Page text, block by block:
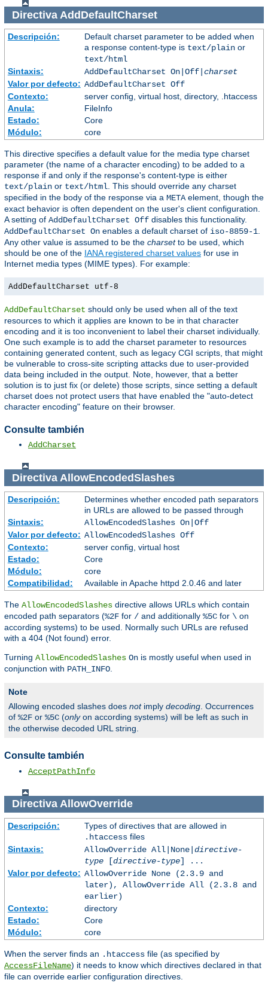
Directiva AddDefaultCharset
Descripción:
Default charset parameter to be added when
a response content-type is text/plainor
text/html
Sintaxis:
AddDefaultCharset On|Off| charset
Valor por defecto: AddDefaultCharset Off
Contexto:
server config, virtual host, directory, .htaccess
Anula:
FileInfo
Estado:
Core
Módulo:
core
This directive specifies a default value for the media type charset
parameter (the name of a character encoding) to be added to a
response if and only if the response's content-type is either
text/plain or text/html . This should override any charset
specified in the body of the response via a META element, though the
exact behavior is often dependent on the user's client configuration.
A setting of AddDefaultCharset Off disables this functionality.
AddDefaultCharset On enables a default charset of iso-8859-1
Any other value is assumed to be the charsetto be used, which
should be one of the IANA registered charset values for use in
Internet media types (MIME types). For example:
AddDefaultCharset utf-8
AddDefaultCharset should only be used when all of the text
resources to which it applies are known to be in that character
encoding and it is too inconvenient to label their charset individually.
One such example is to add the charset parameter to resources
containing generated content, such as legacy CGI scripts, that might
be vulnerable to cross-site scripting attacks due to user-provided
data being included in the output. Note, however, that a better
solution is to just fix (or delete) those scripts, since setting a default
charset does not protect users that have enabled the "auto-detect
character encoding" feature on their browser.
Consulte también
AddCharset
Directiva AllowEncodedSlashes
Descripción:
Determines whether encoded path separators
in URLs are allowed to be passed through
Sintaxis:
AllowEncodedSlashes On|Off
Valor por defecto: AllowEncodedSlashes Off
Contexto:
server config, virtual host
Estado:
Core
Módulo:
core
Compatibilidad:
Available in Apache httpd 2.0.46 and later
The AllowEncodedSlashes directive allows URLs which contain
encoded path separators (%2F for / and additionally %5C for \ on
according systems) to be used. Normally such URLs are refused
with a 404 (Not found) error.
Turning AllowEncodedSlashes On is mostly useful when used in
conjunction with PATH_INFO.
Note
Allowing encoded slashes does notimply decoding. Occurrences
of %2F or %5C (onlyon according systems) will be left as such in
the otherwise decoded URL string.
Consulte también
AcceptPathInfo
Directiva AllowOverride
Descripción:
Types of directives that are allowed in
.htaccessfiles
Sintaxis:
AllowOverride All|None| directive-
type[directive-type] ...
Valor por defecto: AllowOverride None (2.3.9 and
later), AllowOverride All (2.3.8 and
earlier)
Contexto:
directory
Estado:
Core
Módulo:
core
When the server finds an .htaccess file (as specified by
AccessFileName) it needs to know which directives declared in that
file can override earlier configuration directives.